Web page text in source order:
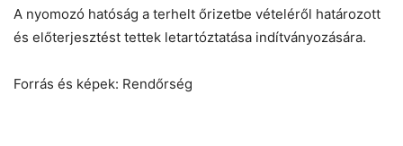
A nyomozó hatóság a terhelt őrizetbe vételéről határozott
és előterjesztést tettek letartóztatása indítványozására.
Forrás és képek: Rendőrség